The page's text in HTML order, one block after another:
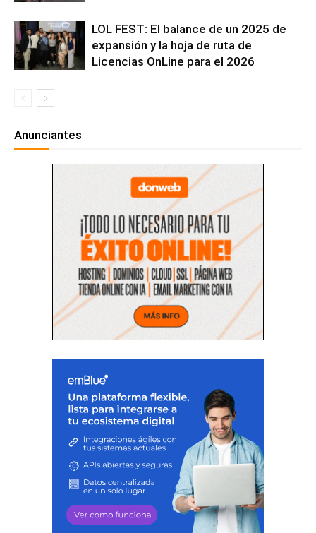
LOL FEST: El balance de un 2025 de
expansión y la hoja de ruta de
Licencias OnLine para el 2026
Anunciantes